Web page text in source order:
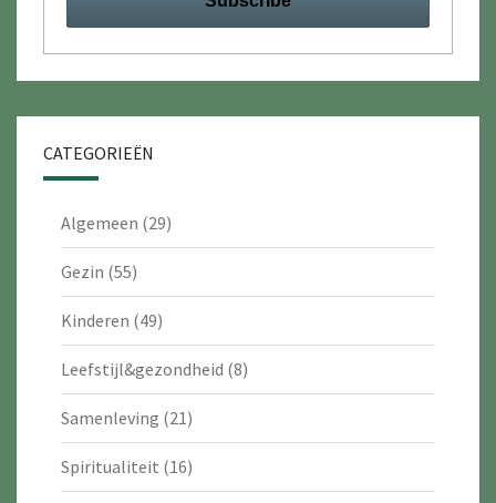
CATEGORIEËN
Algemeen (29)
Gezin (55)
Kinderen (49)
Leefstijl&gezondheid (8)
Samenleving (21)
Spiritualiteit (16)